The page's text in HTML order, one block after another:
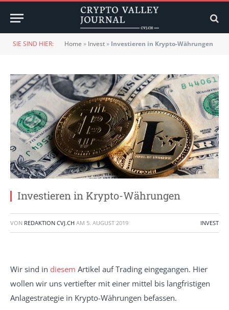
SIE SIND HIER: Home » Invest» Investieren in Krypto-Währungen
Investieren in Krypto-Währungen
VON REDAKTION CVJ.CH AM 5. AUGUST 2019 INVEST
Wir sind in diesem Artikel auf Trading eingegangen. Hier
wollen wir uns vertiefter mit einer mittel bis langfristigen
Anlagestrategie in Krypto-Währungen befassen.